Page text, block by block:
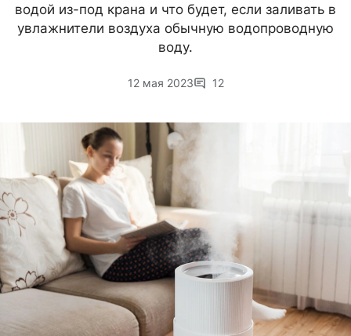
водой из-под крана и что будет, если заливать в
увлажнители воздуха обычную водопроводную
воду.
12 мая 2023 12